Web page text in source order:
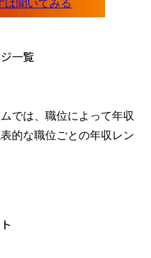
一覧
では、職位によって年収
的な職位ごとの年収レン